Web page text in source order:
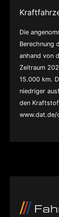
Die
Berechnung
anhand von
Zeitraum
15.000 km.
niedriger
den
www.dat.de/